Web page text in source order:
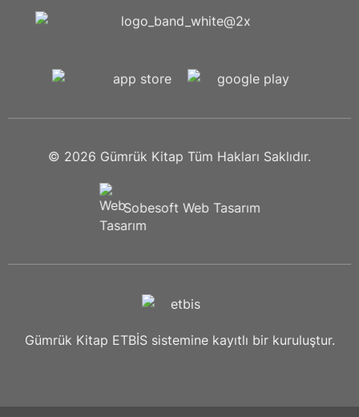
© 2026 Gümrük Kitap Tüm Hakları Saklıdır.
Sobesoft Web Tasarım
Gümrük Kitap ETBİS sistemine kayıtlı bir kuruluştur.